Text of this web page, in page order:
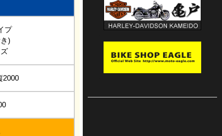
プ
)
2000